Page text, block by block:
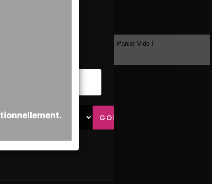
Panier Vide !